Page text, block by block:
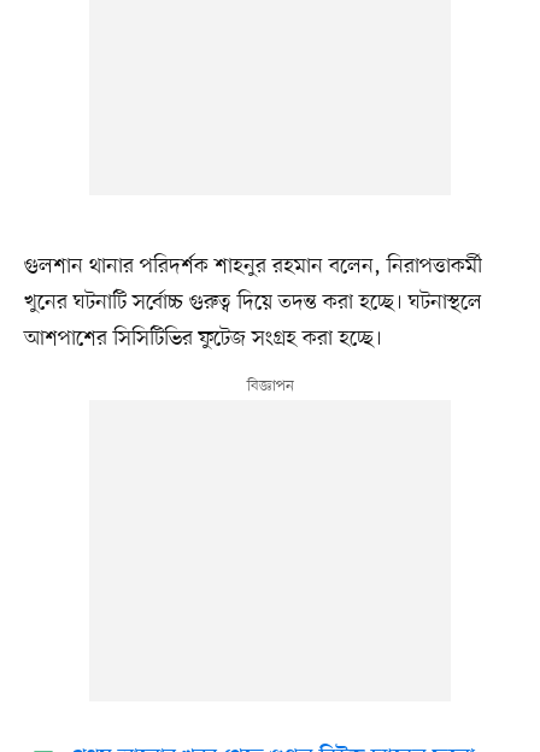
গুলশান থানার পরিদর্শক শাহনুর রহমান বলেন, নিরাপত্তাকর্মী
খুনের ঘটনাটি সর্বোচ্চ গুরুত্ব দিয়ে তদন্ত করা হচ্ছে। ঘটনাস্থলে
আশপাশের সিসিটিভির ফুটেজ সংগ্রহ করা হচ্ছে।